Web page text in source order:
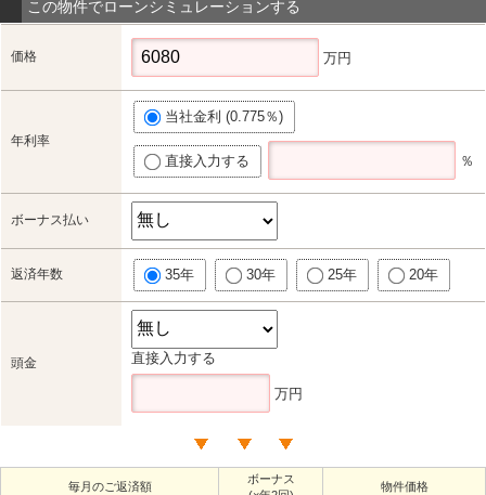
この物件でローンシミュレーションする
価格 万円
年利率
当社金利 (0.775％)
直接入力する ％
ボーナス払い
返済年数 35年 30年 25年 20年
頭金 直接入力する
万円
毎月のご返済額
ボーナス
物件価格